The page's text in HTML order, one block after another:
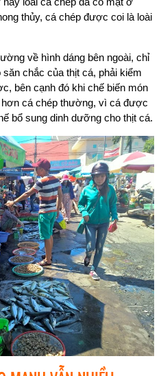
thủy, cá chép được coi là loài
về hình dáng bên ngoài, chỉ
chắc của thịt cá, phải kiểm
bên cạnh đó khi chế biến món
cá chép thường, vì cá được
bổ sung dinh dưỡng cho thịt cá.